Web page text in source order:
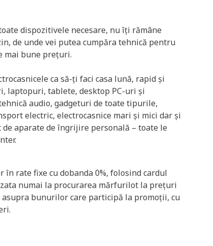
dispozitivele necesare, nu îți rămâne
de unde vei putea cumpăra tehnică pentru
mai bune prețuri.
ca să-ți faci casa lună, rapid și
laptopuri, tablete, desktop PC-uri și
audio, gadgeturi de toate tipurile,
electric, electrocasnice mari și mici dar și
aparate de îngrijire personală – toate le
rate fixe cu dobanda 0%, folosind cardul
numai la procurarea mărfurilot la prețuri
asupra bunurilor care participă la promoții, cu